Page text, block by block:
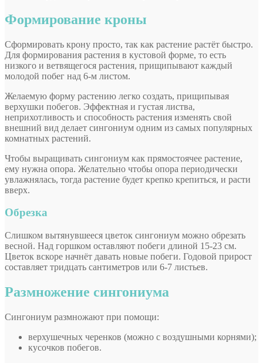
Формирование кроны
Сформировать крону просто, так как растение растёт быстро.
Для формирования растения в кустовой форме, то есть
низкого и ветвящегося растения, прищипывают каждый
молодой побег над 6-м листом.
Желаемую форму растению легко создать, прищипывая
верхушки побегов. Эффектная и густая листва,
неприхотливость и способность растения изменять свой
внешний вид делает сингониум одним из самых популярных
комнатных растений.
Чтобы выращивать сингониум как прямостоячее растение,
ему нужна опора. Желательно чтобы опора периодически
увлажнялась, тогда растение будет крепко крепиться, и расти
вверх.
Обрезка
Слишком вытянувшееся цветок сингониум можно обрезать
весной. Над горшком оставляют побеги длиной 15-23 см.
Цветок вскоре начнёт давать новые побеги. Годовой прирост
составляет тридцать сантиметров или 6-7 листьев.
Размножение сингониума
Сингониум размножают при помощи:
верхушечных черенков (можно с воздушными корнями);
кусочков побегов.